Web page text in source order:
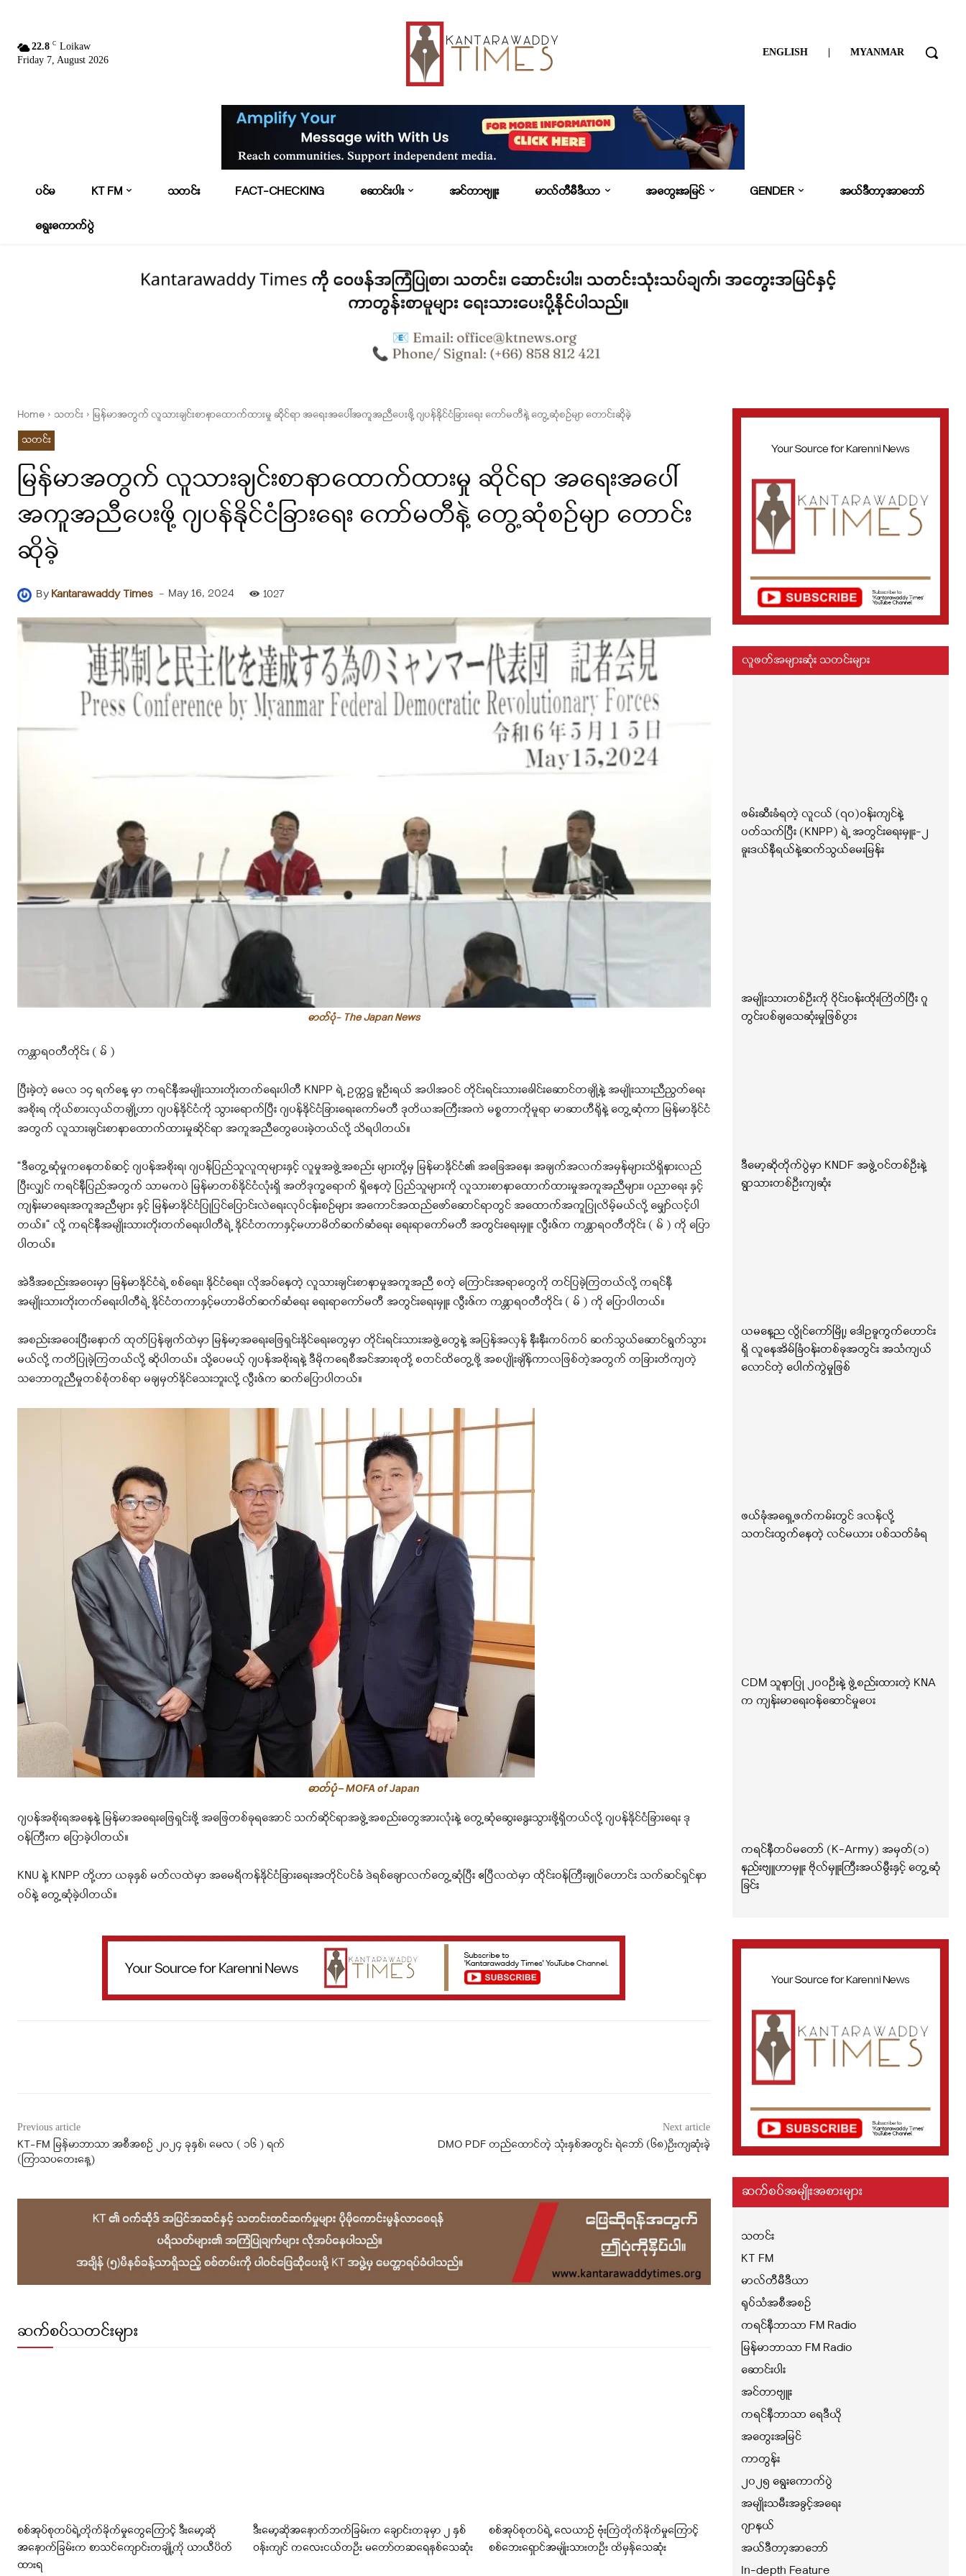
22.8 C Loikaw
Friday 7, August 2026
ENGLISH | MYANMAR
ပင်မ KT FM သတင်း FACT-CHECKING ဆောင်းပါး အင်တာဗျူး မာလ်တီမီဒီယာ အတွေးအမြင် GENDER အယ်ဒီတာ့အာဘော်
ရွေးကောက်ပွဲ
Home သတင်း
မြန်မာအတွက် လူသားချင်းစာနာထောက်ထားမှု ဆိုင်ရာ အရေးအပေါ်အကူအညီပေးဖို့ ဂျပန်နိုင်ငံခြားရေး ကော်မတီနဲ့ တွေ့ဆုံစဉ်မျာ တောင်းဆိုခဲ့
သတင်း
မြန်မာအတွက် လူသားချင်းစာနာထောက်ထားမှု ဆိုင်ရာ အရေးအပေါ်
အကူအညီပေးဖို့ ဂျပန်နိုင်ငံခြားရေး ကော်မတီနဲ့ တွေ့ဆုံစဉ်မျာ တောင်း
ဆိုခဲ့
ByKantarawaddy Times - May 16, 2024 1027
ဓာတ်ပုံ- The Japan News
ကန္တာရဝတီတိုင်း ( မ် )
ပြီးခဲ့တဲ့ မေလ ၁၄ ရက်နေ့ မှာ ကရင်နီအမျိုးသားတိုးတက်ရေးပါတီ KNPP ရဲ့ ဥက္ကဌ ခူဦးရယ် အပါအဝင် တိုင်းရင်းသားခေါင်းဆောင်တချို့နဲ့ အမျိုးသားညီညွတ်ရေး
အစိုးရ ကိုယ်စားလှယ်တချို့ဟာ ဂျပန်နိုင်ငံကို သွားရောက်ပြီး ဂျပန်နိုင်ငံခြားရေးကော်မတီ ဒုတိယအကြီးအကဲ မစ္စတာကိုမူရာ မာဆာဟီရိုနဲ့ တွေ့ဆုံကာ မြန်မာနိုင်ငံ
အတွက် လူသားချင်းစာနာထောက်ထားမှုဆိုင်ရာ အကူအညီတွေပေးခဲ့တယ်လို့ သိရပါတယ်။
“ဒီတွေ့ဆုံမှုကနေတစ်ဆင့် ဂျပန်အစိုးရ၊ ဂျပန်ပြည်သူလူထုများနှင့် လူမှုအဖွဲ့အစည်း များတို့မှ မြန်မာနိုင်ငံ၏ အခြေအနေ၊ အချက်အလက်အမှန်များသိရှိနားလည်
ပြီးလျှင် ကရင်နီပြည်အတွက် သာမကပဲ မြန်မာတစ်နိုင်ငံလုံးရှိ အတိဒုက္ခရောက် ရှိနေတဲ့ ပြည်သူများကို လူသားစာနာထောက်ထားမှုအကူအညီများ၊ ပညာရေး နှင့်
ကျန်းမာရေးအကူအညီများ နှင့် မြန်မာနိုင်ငံပြုပြင်ပြောင်းလဲရေးလုပ်ငန်းစဉ်များ အကောင်အထည်ဖော်ဆောင်ရာတွင် အထောက်အကူပြုလိမ့်မယ်လို့ မျှော်လင့်ပါ
တယ်။“ လို့ ကရင်နီအမျိုးသားတိုးတက်ရေးပါတီရဲ့ နိုင်ငံတကာနှင့်မဟာမိတ်ဆက်ဆံရေး ရေးရာကော်မတီ အတွင်းရေးမှူး လွီးဇ်က ကန္တာရဝတီတိုင်း ( မ် ) ကို ပြော
ပါတယ်။
အဲဒီအစည်းအဝေးမှာ မြန်မာနိုင်ငံရဲ့ စစ်ရေး၊ နိုင်ငံရေး၊ လိုအပ်နေတဲ့ လူသားချင်းစာနာမှုအကူအညီ စတဲ့ ကြောင်းအရာတွေကို တင်ပြခဲ့ကြတယ်လို့ ကရင်နီ
အမျိုးသားတိုးတက်ရေးပါတီရဲ့ နိုင်ငံတကာနှင့်မဟာမိတ်ဆက်ဆံရေး ရေးရာကော်မတီ အတွင်းရေးမှူး လွီးဇ်က ကန္တာရဝတီတိုင်း ( မ် ) ကို ပြောပါတယ်။
အစည်းအဝေးပြီးနောက် ထုတ်ပြန်ချက်ထဲမှာ မြန်မာ့အရေးဖြေရှင်းနိုင်ရေးတွေမှာ တိုင်းရင်းသားအဖွဲ့တွေနဲ့ အပြန်အလှန် နီးနီးကပ်ကပ် ဆက်သွယ်ဆောင်ရွက်သွား
မယ်လို့ ကတိပြုခဲ့ကြတယ်လို့ ဆိုပါတယ်။ သို့ပေမယ့် ဂျပန်အစိုးရနဲ့ ဒီမိုကရေစီအင်အားစုတို့ စတင်ထိတွေ့ဖို့ အစပျိုးချိန်ကာလဖြစ်တဲ့အတွက် တခြားတိကျတဲ့
သဘောတူညီမှုတစ်စုံတစ်ရာ မချမှတ်နိုင်သေးဘူးလို့ လွီးဇ်က ဆက်ပြောပါတယ်။
ဓာတ်ပုံ – MOFA of Japan
ဂျပန်အစိုးရအနေနဲ့ မြန်မာအရေးဖြေရှင်းဖို့ အဖြေတစ်ခုရအောင် သက်ဆိုင်ရာအဖွဲ့အစည်းတွေအားလုံးနဲ့ တွေ့ဆုံဆွေးနွေးသွားဖို့ရှိတယ်လို့ ဂျပန်နိုင်ငံခြားရေး ဒု
ဝန်ကြီးက ပြောခဲ့ပါတယ်။
KNU နဲ့ KNPP တို့ဟာ ယခုနှစ် မတ်လထဲမှာ အမေရိကန်နိုင်ငံခြားရေးအတိုင်ပင်ခံ ဒဲရစ်ချောလက်တွေ့ဆုံပြီး ဧပြီလထဲမှာ ထိုင်းဝန်ကြီးချုပ်ဟောင်း သက်ဆင်ရှင်နာ
ဝပ်နဲ့ တွေ့ဆုံခဲ့ပါတယ်။
Previous article
KT-FM မြန်မာဘာသာ အစီအစဉ် ၂၀၂၄ ခုနှစ်၊ မေလ ( ၁၆ ) ရက်
(‌ကြာသပတေးနေ့)
Next article
DMO PDF တည်ထောင်တဲ့ သုံးနှစ်အတွင်း ရဲဘော် (၆၈)ဦးကျဆုံးခဲ့
ဆက်စပ်သတင်းများ
စစ်အုပ်စုတပ်ရဲ့တိုက်ခိုက်မှုတွေကြောင့် ဒီးမော့ဆို
အနောက်ခြမ်းက စာသင်ကျောင်းတချို့ကို ယာယီပိတ်
ထားရ
ဒီးမော့ဆိုအနောက်ဘက်ခြမ်းက ချောင်းတခုမှာ ၂ နှစ်
ဝန်းကျင် ကလေးငယ်တဦး မတော်တဆရေနစ်သေဆုံး
စစ်အုပ်စုတပ်ရဲ့ လေယာဉ် ဗုံးကြဲတိုက်ခိုက်မှုကြောင့်
စစ်ဘေးရှောင်အမျိုးသားတဦး ထိမှန်သေဆုံး
လူဖတ်အများဆုံး သတင်းများ
ဖမ်းဆီးခံရတဲ့ လူငယ် (၇၀)ဝန်းကျင်နဲ့
ပတ်သက်ပြီး (KNPP) ရဲ့ အတွင်းရေးမှူး-၂
ခူးဒယ်နီရယ်နဲ့ဆက်သွယ်မေးမြန်း
အမျိုးသားတစ်ဦးကို ဝိုင်းဝန်းထိုးကြိတ်ပြီး ဂူ
တွင်းပစ်ချသေဆုံးမှုဖြစ်ပွား
ဒီမော့ဆိုတိုက်ပွဲမှာ KNDF အဖွဲ့ဝင်တစ်ဦးနဲ့
ရွာသားတစ်ဦးကျဆုံး
ယမနေ့ည လွိုင်ကော်မြို့၊ ဒေါဥခူကွက်ဟောင်း
ရှိ လူနေအိမ်ခြံဝန်းတစ်ခုအတွင်း အသံကျယ်
လောင်တဲ့ ပေါက်ကွဲမှုဖြစ်
ဖယ်ခုံအရှေ့ဖက်ကမ်းတွင် ဒလန်လို့
သတင်းထွက်နေတဲ့ လင်မယား ပစ်သတ်ခံရ
CDM သူနာပြု ၂၀၀ဦးနဲ့ ဖွဲ့စည်းထားတဲ့ KNA
က ကျန်းမာရေးဝန်ဆောင်မှုပေး
ကရင်နီတပ်မတော် (K-Army) အမှတ်(၁)
နည်းဗျူဟာမှူး ဗိုလ်မှူးကြီးအယ်မွီးနှင့် တွေ့ဆုံ
ခြင်း
ဆက်စပ်အမျိုးအစားများ
သတင်း
KT FM
မာလ်တီမီဒီယာ
ရုပ်သံအစီအစဉ်
ကရင်နီဘာသာ FM Radio
မြန်မာဘာသာ FM Radio
ဆောင်းပါး
အင်တာဗျူး
ကရင်နီဘာသာ ရေဒီယို
အတွေးအမြင်
ကာတွန်း
၂၀၂၅ ရွေးကောက်ပွဲ
အမျိုးသမီးအခွင့်အရေး
ဂျာနယ်
အယ်ဒီတာ့အာဘော်
In-depth Feature